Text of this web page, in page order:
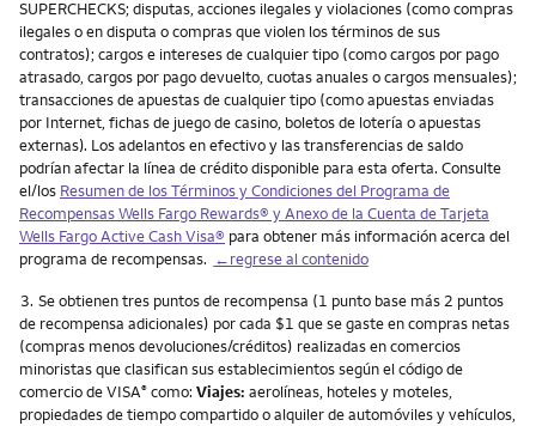
SUPERCHECKS; disputas, acciones ilegales y violaciones (como compras
ilegales o en disputa o compras que violen los términos de sus
contratos); cargos e intereses de cualquier tipo (como cargos por pago
atrasado, cargos por pago devuelto, cuotas anuales o cargos mensuales);
transacciones de apuestas de cualquier tipo (como apuestas enviadas
por Internet, fichas de juego de casino, boletos de lotería o apuestas
externas). Los adelantos en efectivo y las transferencias de saldo
podrían afectar la línea de crédito disponible para esta oferta. Consulte
el/los Resumen de los Términos y Condiciones del Programa de
RecompensasWells Fargo Rewards® y Anexo de la Cuenta de Tarjeta
Wells Fargo Active Cash Visa® para obtener más información acerca del
programa de recompensas. ←regrese al contenido
Nota
3. Se obtienen tres puntos de recompensa (1 punto base más 2 puntos
de recompensa adicionales) por cada $1 que se gaste en compras netas
(compras menos devoluciones/créditos) realizadas en comercios
minoristas que clasifican sus establecimientos según el código de
comercio de VISA® como: Viajes: aerolíneas, hoteles y moteles,
propiedades de tiempo compartido o alquiler de automóviles y vehículos,